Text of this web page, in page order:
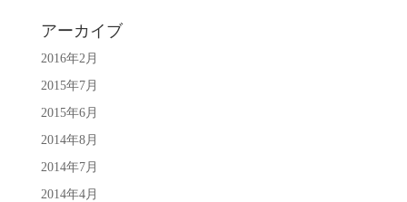
アーカイブ
2016年2月
2015年7月
2015年6月
2014年8月
2014年7月
2014年4月